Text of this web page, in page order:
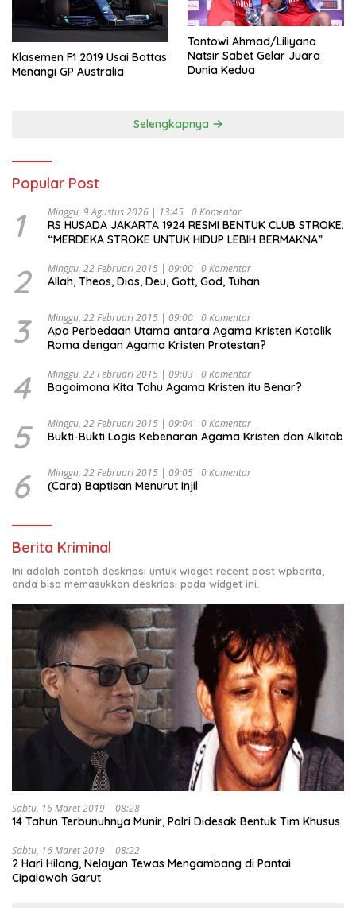
Klasemen F1 2019 Usai Bottas
Menangi GP Australia
Tontowi Ahmad/Liliyana
Natsir Sabet Gelar Juara
Dunia Kedua
Selengkapnya
Popular Post
1 Minggu, 9 Agustus 2026 | 13:45 0 Komentar
RS HUSADA JAKARTA 1924 RESMI BENTUK CLUB STROKE:
“MERDEKA STROKE UNTUK HIDUP LEBIH BERMAKNA”
2 Minggu, 22 Februari 2015 | 09:00 0 Komentar
Allah, Theos, Dios, Deu, Gott, God, Tuhan
3 Minggu, 22 Februari 2015 | 09:00 0 Komentar
Apa Perbedaan Utama antara Agama Kristen Katolik
Roma dengan Agama Kristen Protestan?
4 Minggu, 22 Februari 2015 | 09:03 0 Komentar
Bagaimana Kita Tahu Agama Kristen itu Benar?
5 Minggu, 22 Februari 2015 | 09:04 0 Komentar
Bukti-Bukti Logis Kebenaran Agama Kristen dan Alkitab
6 Minggu, 22 Februari 2015 | 09:05 0 Komentar
(Cara) Baptisan Menurut Injil
Berita Kriminal
Ini adalah contoh deskripsi untuk widget recent post wpberita,
anda bisa memasukkan deskripsi pada widget ini.
Sabtu, 16 Maret 2019 | 08:28
14 Tahun Terbunuhnya Munir, Polri Didesak Bentuk Tim Khusus
Sabtu, 16 Maret 2019 | 08:22
2 Hari Hilang, Nelayan Tewas Mengambang di Pantai
Cipalawah Garut